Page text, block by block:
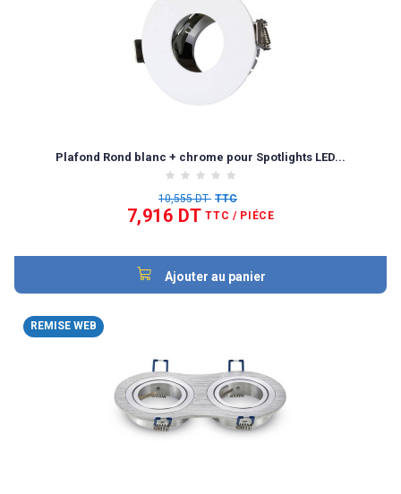
Plafond Rond blanc + chrome pour Spotlights LED...
10,555 DT TTC
7,916 DT TTC / PIÉCE
Ajouter au panier
REMISE WEB